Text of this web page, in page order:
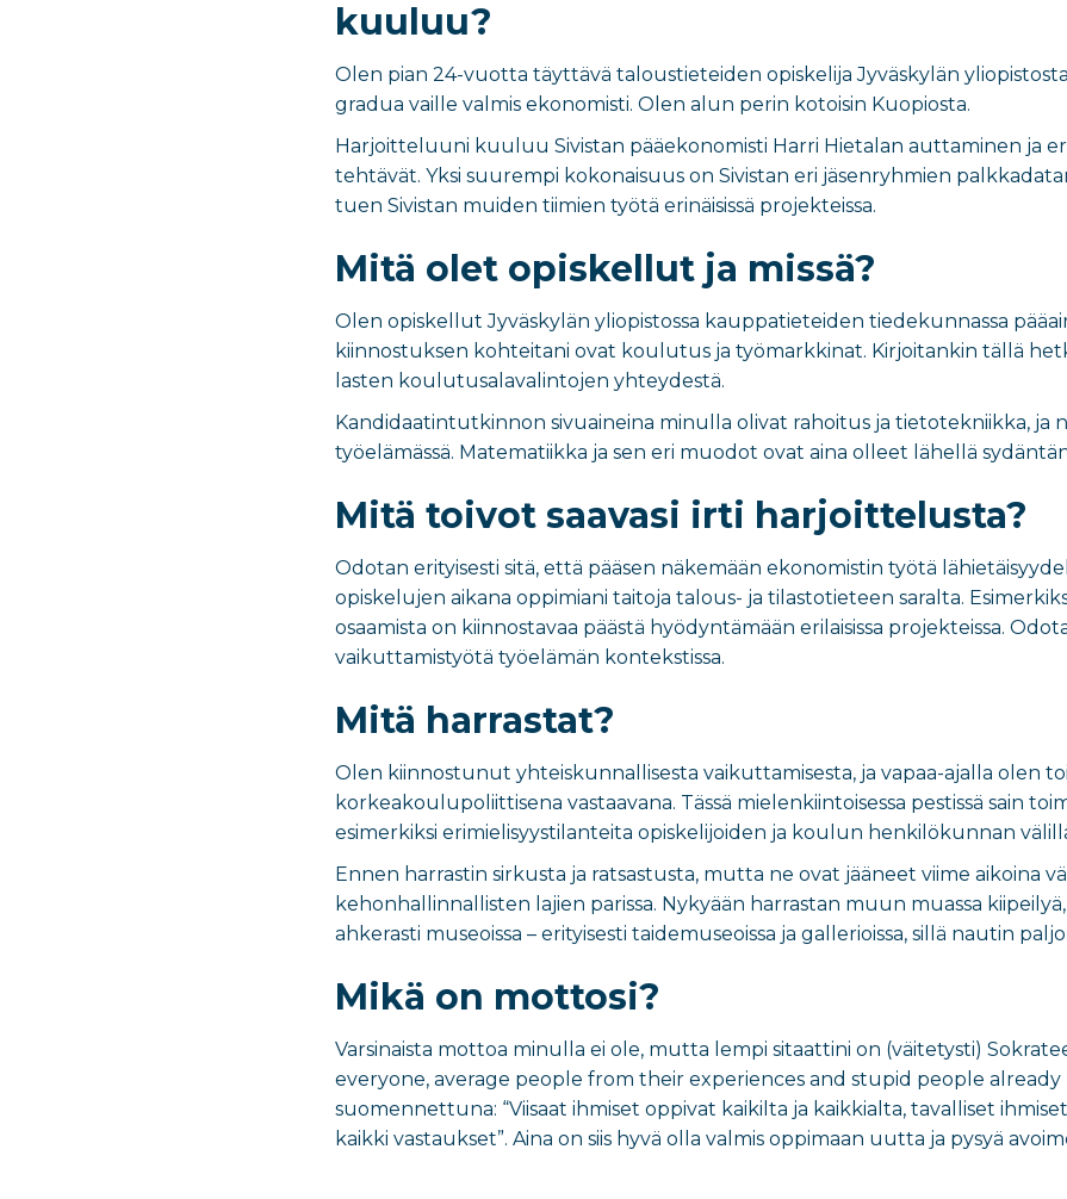
kuuluu?
Olen pian 24-vuotta täyttävä taloustieteiden opiskelija Jyväskylän
gradua vaille valmis ekonomisti. Olen alun perin kotoisin Kuopiosta.
Harjoitteluuni kuuluu Sivistan pääekonomisti Harri Hietalan auttaminen ja
tehtävät. Yksi suurempi kokonaisuus on Sivistan eri jäsenryhmien
tuen Sivistan muiden tiimien työtä erinäisissä projekteissa.
Mitä olet opiskellut ja missä?
Olen opiskellut Jyväskylän yliopistossa kauppatieteiden tiedekunnassa
kiinnostuksen kohteitani ovat koulutus ja työmarkkinat. Kirjoitankin tällä
lasten koulutusalavalintojen yhteydestä.
Kandidaatintutkinnon sivuaineina minulla olivat rahoitus ja tietotekniikka, ja
työelämässä. Matematiikka ja sen eri muodot ovat aina olleet lähellä
Mitä toivot saavasi irti harjoittelusta?
Odotan erityisesti sitä, että pääsen näkemään ekonomistin työtä
opiskelujen aikana oppimiani taitoja talous- ja tilastotieteen saralta.
osaamista on kiinnostavaa päästä hyödyntämään erilaisissa projekteissa.
vaikuttamistyötä työelämän kontekstissa.
Mitä harrastat?
Olen kiinnostunut yhteiskunnallisesta vaikuttamisesta, ja vapaa-ajalla olen
korkeakoulupoliittisena vastaavana. Tässä mielenkiintoisessa pestissä sain
esimerkiksi erimielisyystilanteita opiskelijoiden ja koulun henkilökunnan
Ennen harrastin sirkusta ja ratsastusta, mutta ne ovat jääneet viime aikoina
kehonhallinnallisten lajien parissa. Nykyään harrastan muun muassa
ahkerasti museoissa – erityisesti taidemuseoissa ja gallerioissa, sillä nautin
Mikä on mottosi?
Varsinaista mottoa minulla ei ole, mutta lempi sitaattini on (väitetysti)
everyone, average people from their experiences and stupid people already
suomennettuna: “Viisaat ihmiset oppivat kaikilta ja kaikkialta, tavalliset
kaikki vastaukset”. Aina on siis hyvä olla valmis oppimaan uutta ja pysyä